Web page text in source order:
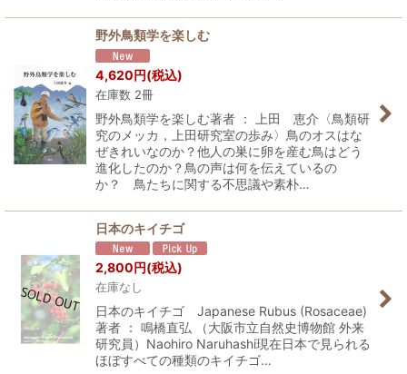
野外鳥類学を楽しむ
4,620円(税込)
在庫数 2冊
野外鳥類学を楽しむ著者 ： 上田 恵介〈鳥類研
究のメッカ，上田研究室の歩み〉鳥のオスはな
ぜきれいなのか？他人の巣に卵を産む鳥はどう
進化したのか？鳥の声は何を伝えているの
か？ 鳥たちに関する不思議や素朴…
日本のキイチゴ
2,800円(税込)
在庫なし
日本のキイチゴ Japanese Rubus (Rosaceae)
著者 ： 鳴橋直弘 （大阪市立自然史博物館 外来
研究員）Naohiro Naruhashi現在日本で見られる
ほぼすべての種類のキイチゴ…